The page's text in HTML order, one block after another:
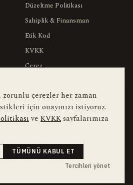
Düzeltme Politikası
Sahiplik & Finansman
Etik Kod
KVKK
Çerez
Kullanım Şartları
taban trafik-kazasi
İnegöl Haber
belediyesi Bursa
zorunlu çerezler her zaman
için onayınızı istiyoruz.
ve KVKKsayfalarımıza
TÜMÜNÜ KABUL ET
Tercihleri yönet